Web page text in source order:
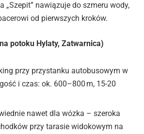
„Szepit” nawiązuje do szmeru wody,
od pierwszych kroków.
potoku Hylaty, Zatwarnica)
przy przystanku autobusowym w
i czas: ok. 600–800 m, 15-20
nawet dla wózka – szeroka
przy tarasie widokowym na